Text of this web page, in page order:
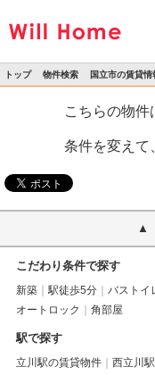
トップ 物件検索 国立市の賃貸情
こちらの物件
条件を変えて
こだわり条件で探す
新築 駅徒歩5分 バストイ
オートロック
角部屋
駅で探す
立川駅の賃貸物件 西立川